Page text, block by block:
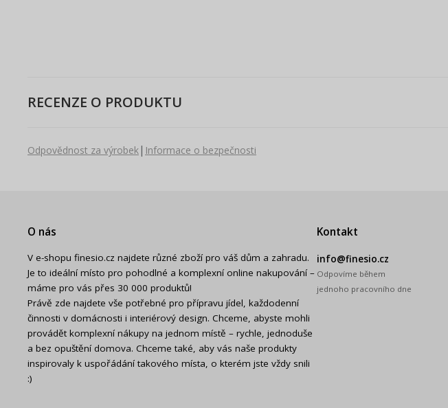
RECENZE O PRODUKTU
Odpovědnost za výrobek| Informace o bezpečnosti
O nás
V e-shopu finesio.cz najdete různé zboží pro váš dům a zahradu.
Je to ideální místo pro pohodlné a komplexní online nakupování –
máme pro vás přes 30 000 produktů!
Právě zde najdete vše potřebné pro přípravu jídel, každodenní
činnosti v domácnosti i interiérový design. Chceme, abyste mohli
provádět komplexní nákupy na jednom místě – rychle, jednoduše
a bez opuštění domova. Chceme také, aby vás naše produkty
inspirovaly k uspořádání takového místa, o kterém jste vždy snili
:)
Kontakt
info@finesio.cz
Odpovíme během
jednoho pracovního dne